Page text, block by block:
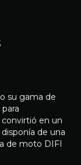
su gama de
en un
de una
de moto DIFI